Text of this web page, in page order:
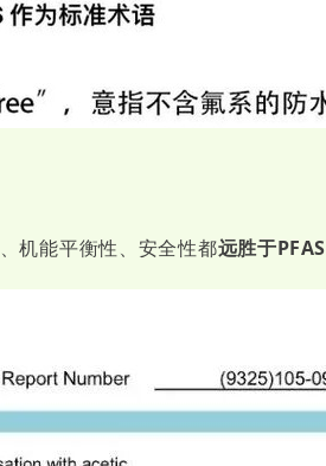
机能平衡性、安全性都远胜于PFAS